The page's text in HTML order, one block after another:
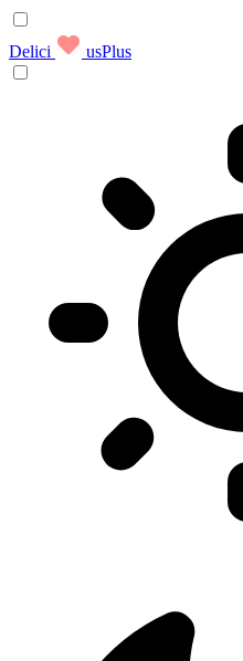
Delici usPlus